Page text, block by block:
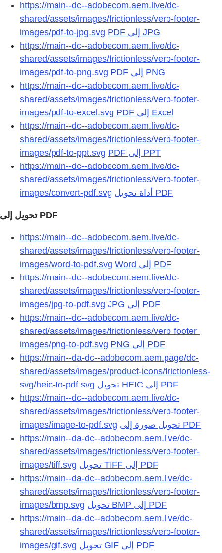
https://main--dc--adobecom.aem.live/dc-
shared/assets/images/frictionless/verb-footer-
images/pdf-to-jpg.svg
https://main--dc--adobecom.aem.live/dc-
shared/assets/images/frictionless/verb-footer-
images/pdf-to-png.svg
https://main--dc--adobecom.aem.live/dc-
shared/assets/images/frictionless/verb-footer-
images/pdf-to-excel.svg
https://main--dc--adobecom.aem.live/dc-
shared/assets/images/frictionless/verb-footer-
images/pdf-to-ppt.svg
https://main--dc--adobecom.aem.live/dc-
shared/assets/images/frictionless/verb-footer-
images/convert-pdf.svg
https://main--dc--adobecom.aem.live/dc-
shared/assets/images/frictionless/verb-footer-
images/word-to-pdf.svg
https://main--dc--adobecom.aem.live/dc-
shared/assets/images/frictionless/verb-footer-
images/jpg-to-pdf.svg
https://main--dc--adobecom.aem.live/dc-
shared/assets/images/frictionless/verb-footer-
images/png-to-pdf.svg
https://main--da-dc--adobecom.aem.page/dc-
shared/assets/images/product-icons/frictionless-
svg/heic-to-pdf.svg
تحويل HEIC إلى PDF
https://main--dc--adobecom.aem.live/dc-
shared/assets/images/frictionless/verb-footer-
images/image-to-pdf.svg
تحويل صورة إلى PDF
https://main--da-dc--adobecom.aem.live/dc-
shared/assets/images/frictionless/verb-footer-
images/tiff.svg
تحويل TIFF إلى PDF
https://main--da-dc--adobecom.aem.live/dc-
shared/assets/images/frictionless/verb-footer-
images/bmp.svg
تحويل BMP إلى PDF
https://main--da-dc--adobecom.aem.live/dc-
shared/assets/images/frictionless/verb-footer-
images/gif.svg
تحويل GIF إلى PDF